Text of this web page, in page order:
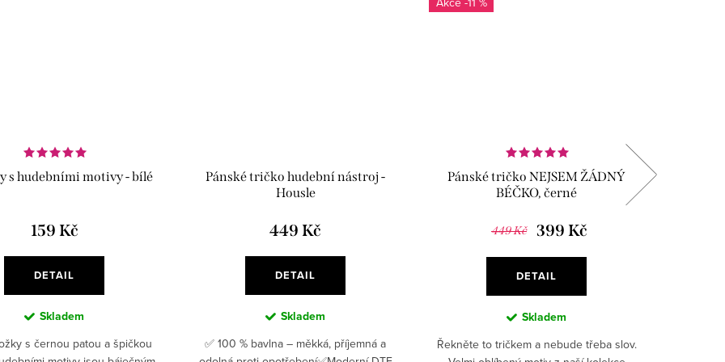
s hudebními motivy - bílé
159 Kč
DETAIL
Skladem
s černou patou a špičkou
Pánské tričko hudební nástroj -
Housle
449 Kč
DETAIL
Skladem
✅ 100 % bavlna – měkká, příjemná a
Pánské tričko NEJSEM ŽÁDNÝ
BÉČKO, černé
449 Kč 399 Kč
DETAIL
Skladem
Řekněte to tričkem a nebude třeba slov.